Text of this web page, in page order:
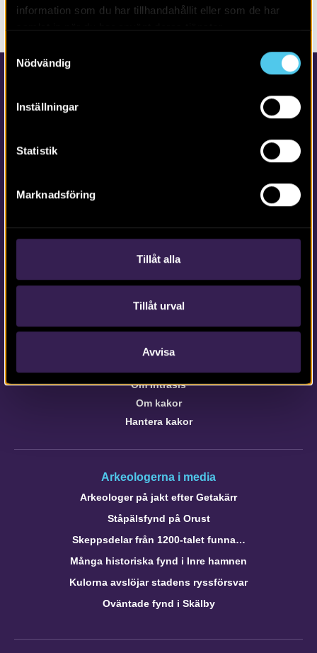
information som du har tillhandahållit eller som de har
Nödvändig
Inställningar
Statistik
Marknadsföring
Tillåt alla
Tillåt urval
Avvisa
Om webbplatsen
webb@arkeologerna.com
Om Intrasis
Om kakor
Hantera kakor
Arkeologerna i media
Arkeologer på jakt efter Getakärr
Ståpälsfynd på Orust
Skeppsdelar från 1200-talet funna…
Många historiska fynd i Inre hamnen
Kulorna avslöjar stadens ryssförsvar
Oväntade fynd i Skälby